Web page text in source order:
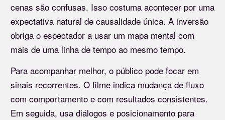
cenas são confusas. Isso costuma acontecer por uma
expectativa natural de causalidade única. A inversão
obriga o espectador a usar um mapa mental com
mais de uma linha de tempo ao mesmo tempo.
Para acompanhar melhor, o público pode focar em
sinais recorrentes. O filme indica mudança de fluxo
com comportamento e com resultados consistentes.
Em seguida, usa diálogos e posicionamento para